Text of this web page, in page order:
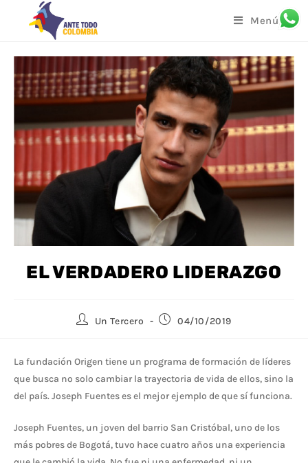
Menú
EL VERDADERO LIDERAZGO
Un Tercero 04/10/2019
La fundación Origen tiene un programa de formación de líderes
que busca no solo cambiar la trayectoria de vida de ellos, sino la
del país. Joseph Fuentes es el mejor ejemplo de que sí funciona.
Joseph Fuentes, un joven del barrio San Cristóbal, uno de los
más pobres de Bogotá, tuvo hace cuatro años una experiencia